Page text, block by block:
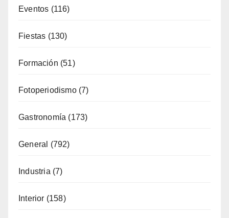
(116)
(130)
(51)
Fotoperiodismo (7)
(173)
(792)
(7)
(158)